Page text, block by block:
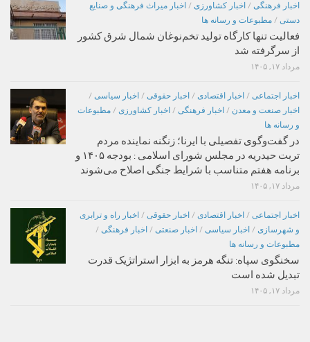
اخبار فرهنگی / اخبار کشاورزی / اخبار میراث فرهنگی و صنایع
دستی / مطبوعات و رسانه ها
فعالیت تنها کارگاه تولید تخم‌نوغان شمال شرق کشور
از سرگرفته شد
مرداد ۱۷, ۱۴۰۵
اخبار اجتماعی / اخبار اقتصادی / اخبار حقوقی / اخبار سیاسی /
اخبار صنعت و معدن / اخبار فرهنگی / اخبار کشاورزی / مطبوعات
و رسانه ها
در گفت‌وگوی تفصیلی با ایرنا؛ زنگنه نماینده مردم
تربت حیدریه در مجلس شورای اسلامی : بودجه ۱۴۰۵ و
برنامه هفتم متناسب با شرایط جنگی اصلاح می‌شوند
مرداد ۱۷, ۱۴۰۵
اخبار اجتماعی / اخبار اقتصادی / اخبار حقوقی / اخبار راه و ترابری
و شهرسازی / اخبار سیاسی / اخبار صنعتی / اخبار فرهنگی /
مطبوعات و رسانه ها
سخنگوی سپاه: تنگه هرمز به ابزار استراتژیک قدرت
تبدیل شده است
مرداد ۱۷, ۱۴۰۵